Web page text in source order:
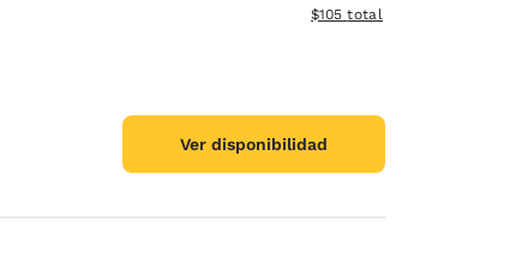
Ver detalles totales
$105 total
Ver disponibilidad